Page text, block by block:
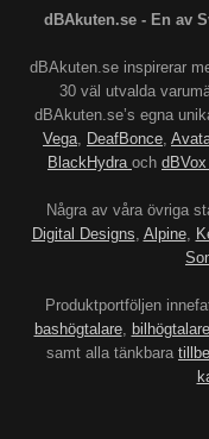
dBAkuten.se - En av
dBAkuten.se inspirerar
30 väl utvalda
dBAkuten.se’s egna
Vega, DeafBonce,
BlackHydra och dBVox
Några av våra övriga
Digital Designs, Alpine,
Produktportföljen
bashögtalare, bilhögtalare
samt alla tänkbara